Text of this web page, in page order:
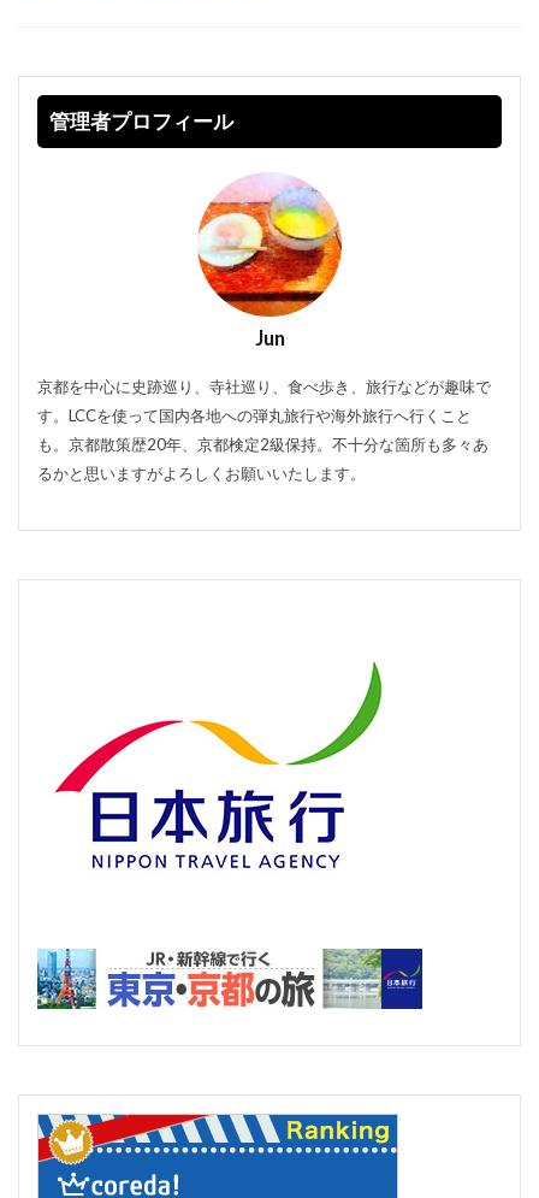
管理者プロフィール
Jun
京都を中心に史跡巡り、寺社巡り、食べ歩き、旅行などが趣味で
す。LCCを使って国内各地への弾丸旅行や海外旅行へ行くこと
も。京都散策歴20年、京都検定2級保持。不十分な箇所も多々あ
るかと思いますがよろしくお願いいたします。